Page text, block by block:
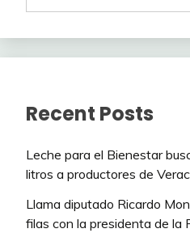
Recent Posts
Leche para el Bienestar
litros a productores de
Llama diputado Ricardo
filas con la presidenta de la